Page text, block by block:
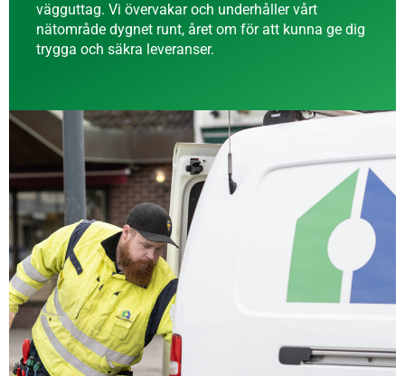
vägguttag. Vi övervakar och underhåller vårt
nätområde dygnet runt, året om för att kunna ge dig
trygga och säkra leveranser.